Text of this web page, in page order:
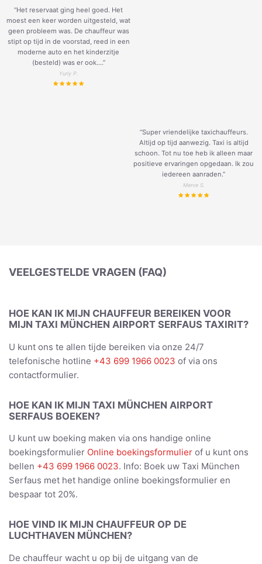
“Het reservaat ging heel goed. Het
moest een keer worden uitgesteld, wat
geen probleem was. De chauffeur was
stipt op tijd in de voorstad, reed in een
moderne auto en het kinderzitje
(besteld) was er ook....”
Yuriy P.
“Super vriendelijke taxichauffeurs.
Altijd op tijd aanwezig. Taxi is altijd
schoon. Tot nu toe heb ik alleen maar
positieve ervaringen opgedaan. Ik zou
iedereen aanraden.”
Merve S.
VEELGESTELDE VRAGEN (FAQ)
HOE KAN IK MIJN CHAUFFEUR BEREIKEN VOOR
MIJN TAXI MÜNCHEN AIRPORT SERFAUS TAXIRIT?
U kunt ons te allen tijde bereiken via onze 24/7
telefonische hotline +43 699 1966 0023 of via ons
contactformulier.
HOE KAN IK MIJN TAXI MÜNCHEN AIRPORT
SERFAUS BOEKEN?
U kunt uw boeking maken via ons handige online
boekingsformulier Online boekingsformulier of u kunt ons
bellen +43 699 1966 0023. Info: Boek uw Taxi München
Serfaus met het handige online boekingsformulier en
bespaar tot 20%.
HOE VIND IK MIJN CHAUFFEUR OP DE
LUCHTHAVEN MÜNCHEN?
De chauffeur wacht u op bij de uitgang van de